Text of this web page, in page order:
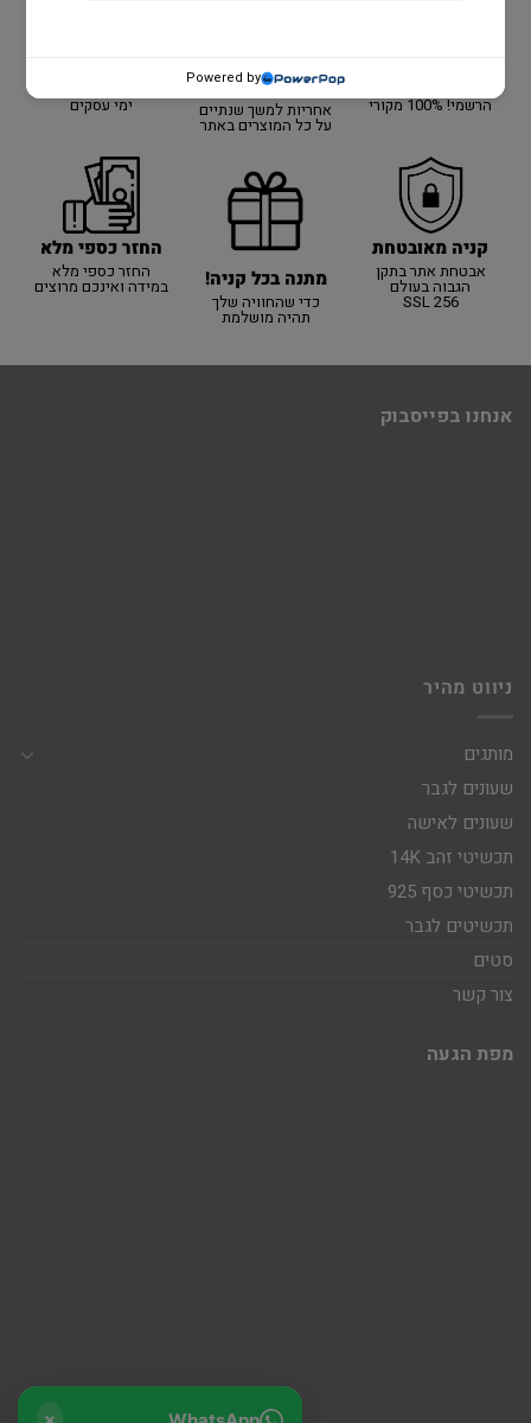
הרשמי! 100% מקורי
יבואן רשמי על כל
האתר!
אחריות למשך שנתיים
על כל המוצרים באתר
ימי עסקים
קניה מאובטחת
אבטחת אתר בתקן
הגבוה בעולם
SSL 256
מתנה בכל קניה!
כדי שהחוויה שלך
תהיה מושלמת
החזר כספי מלא
החזר כספי מלא
במידה ואינכם מרוצים
אנחנו בפייסבוק
ניווט מהיר
מותגים
שעונים לגבר
שעונים לאישה
תכשיטי זהב 14K
תכשיטי כסף 925
תכשיטים לגבר
סטים
צור קשר
מפת הגעה
Powered by